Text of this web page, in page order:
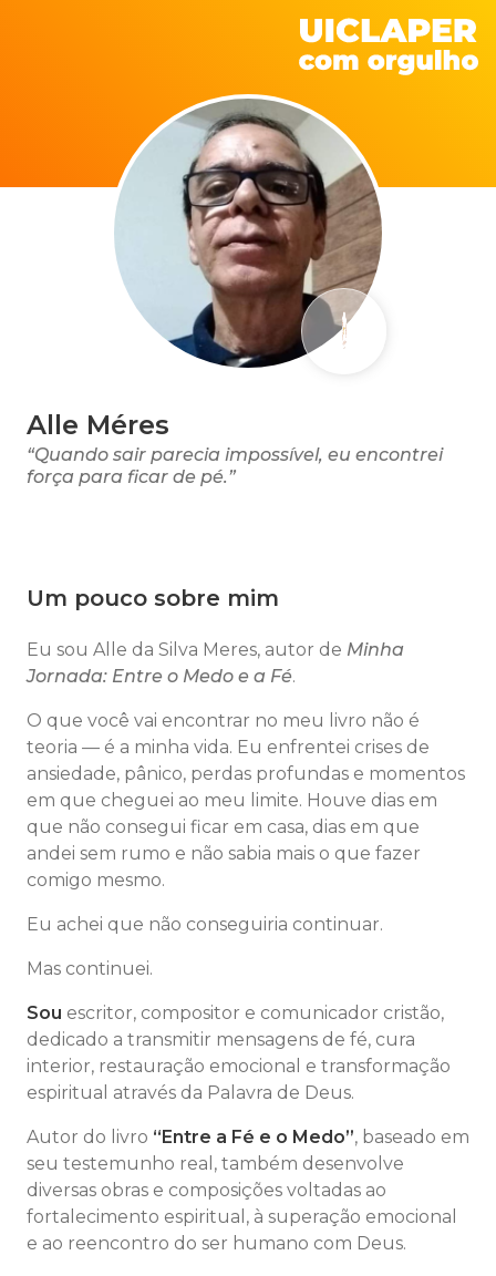
Alle Méres
“Quando sair parecia impossível, eu encontrei
força para ficar de pé.”
Um pouco sobre mim
Eu sou Alle da Silva Meres, autor de Minha
Jornada: Entre o Medo e a Fé.
O que você vai encontrar no meu livro não é
teoria — é a minha vida. Eu enfrentei crises de
ansiedade, pânico, perdas profundas e momentos
em que cheguei ao meu limite. Houve dias em
que não consegui ficar em casa, dias em que
andei sem rumo e não sabia mais o que fazer
comigo mesmo.
Eu achei que não conseguiria continuar.
Mas continuei.
Sou escritor, compositor e comunicador cristão,
dedicado a transmitir mensagens de fé, cura
interior, restauração emocional e transformação
espiritual através da Palavra de Deus.
Autor do livro “Entre a Fé e o Medo”, baseado em
seu testemunho real, também desenvolve
diversas obras e composições voltadas ao
fortalecimento espiritual, à superação emocional
e ao reencontro do ser humano com Deus.